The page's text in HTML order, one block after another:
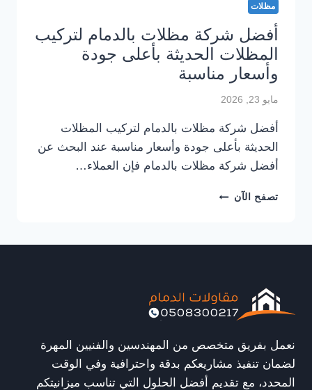
مظلات
أفضل شركة مظلات بالدمام لتركيب
المظلات الحديثة بأعلى جودة
وأسعار مناسبة
مايو 23, 2026
أفضل شركة مظلات بالدمام لتركيب المظلات
الحديثة بأعلى جودة وأسعار مناسبة عند البحث عن
أفضل شركة مظلات بالدمام فإن العملاء…
تصفح الآن أفضل
بأعلى
جودة
مناسبة
نعمل بفريق متخصص من المهندسين والفنيين المهرة
لضمان تنفيذ مشاريعكم بدقة واحترافية وفي الوقت
المحدد، مع تقديم أفضل الحلول التي تناسب ميزانيتكم